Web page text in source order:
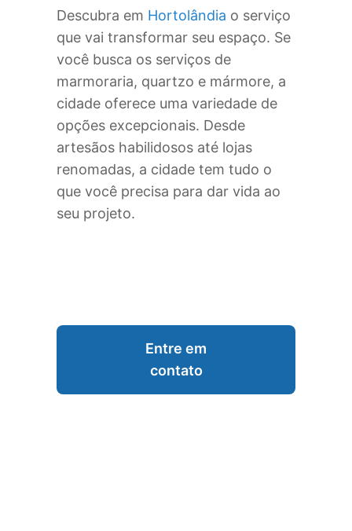
Descubra em Hortolândia o serviço
que vai transformar seu espaço. Se
você busca os serviços de
marmoraria, quartzo e mármore, a
cidade oferece uma variedade de
opções excepcionais. Desde
artesãos habilidosos até lojas
renomadas, a cidade tem tudo o
que você precisa para dar vida ao
seu projeto.
Entre em
contato